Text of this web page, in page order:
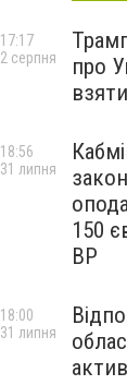
про
17:17
2 серпня
150
ВР
18:56
31 липня
18:00
31 липня